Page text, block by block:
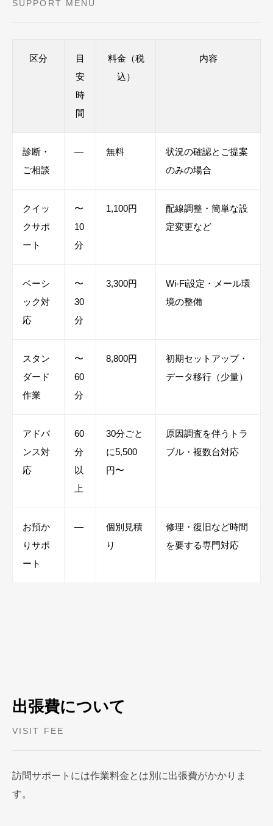
SUPPORT MENU
区分
目
安
時
間
料金（税
込）
内容
診断・
ご相談
― 無料
状況の確認とご提案
のみの場合
クイッ
クサポ
ート
〜
10
分
1,100円
配線調整・簡単な設
定変更など
ベーシ
ック対
応
〜
30
分
3,300円
Wi-Fi設定・メール環
境の整備
スタン
ダード
作業
〜
60
分
8,800円
初期セットアップ・
データ移行（少量）
アドバ
ンス対
応
60
分
以
上
30分ごと
に5,500
円〜
原因調査を伴うトラ
ブル・複数台対応
お預か
りサポ
ート
―
個別見積
り
修理・復旧など時間
を要する専門対応
出張費について
VISIT FEE
訪問サポートには作業料金とは別に出張費がかかりま
す。